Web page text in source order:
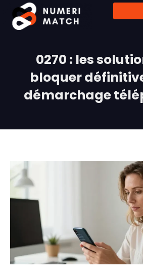
0270 : les
bloquer
démarchage